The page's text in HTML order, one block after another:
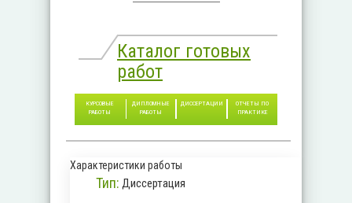
Каталог готовых
работ
КУРСОВЫЕ
РАБОТЫ
ДИПЛОМНЫЕ
РАБОТЫ
ДИССЕРТАЦИИ
ОТЧЕТЫ ПО
ПРАКТИКЕ
Характеристики работы
Тип: Диссертация